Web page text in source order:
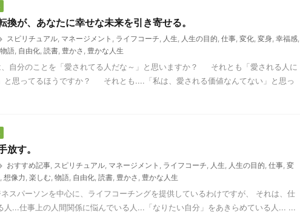
換が、あなたに幸せな未来を引き寄せる。
スピリチュアル, マネージメント , ライフコーチ, 人生, 人生の目的, 仕事, 変化, 変身, 幸福感,
物語, 自由化, 読書, 豊かさ , 豊かな人生
分のことを「愛されてる人だな～」と思いますか？ それとも「愛される人に
と思ってるほうですか？ それとも....「私は、愛される価値なんてない」と思っ
放す。
おすすめ記事, スピリチュアル, マネージメント , ライフコーチ, 人生, 人生の目的, 仕事, 変
, 想像力, 楽しむ, 物語, 自由化, 読書, 豊かさ , 豊かな人生
スパーソンを中心に、ライフコーチングを提供しているわけですが、 それは、仕
人...仕事上の人間関係に悩んでいる人...「なりたい自分」をあきらめている人... ...